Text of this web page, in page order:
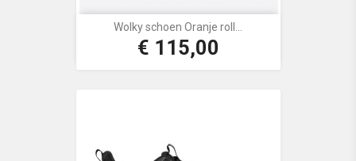
Wolky schoen Oranje roll...
Prijs
€ 115,00